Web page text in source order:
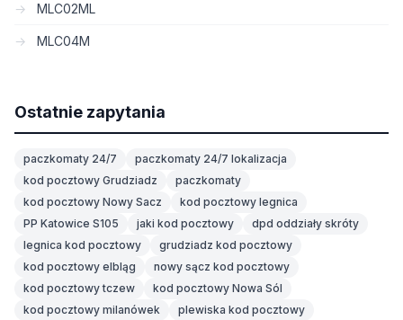
MLC02ML
MLC04M
Ostatnie zapytania
paczkomaty 24/7
paczkomaty 24/7 lokalizacja
kod pocztowy Grudziadz
paczkomaty
kod pocztowy Nowy Sacz
kod pocztowy legnica
PP Katowice S105
jaki kod pocztowy
dpd oddziały skróty
legnica kod pocztowy
grudziadz kod pocztowy
kod pocztowy elbląg
nowy sącz kod pocztowy
kod pocztowy tczew
kod pocztowy Nowa Sól
kod pocztowy milanówek
plewiska kod pocztowy